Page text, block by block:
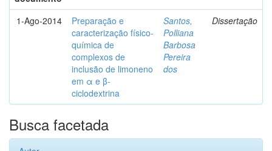
1-Ago-2014
Preparação e
caracterização físico-
química de
complexos de
inclusão de limoneno
em α e β-
ciclodextrina
Santos,
Polliana
Barbosa
Pereira
dos
Dissertação
Busca facetada